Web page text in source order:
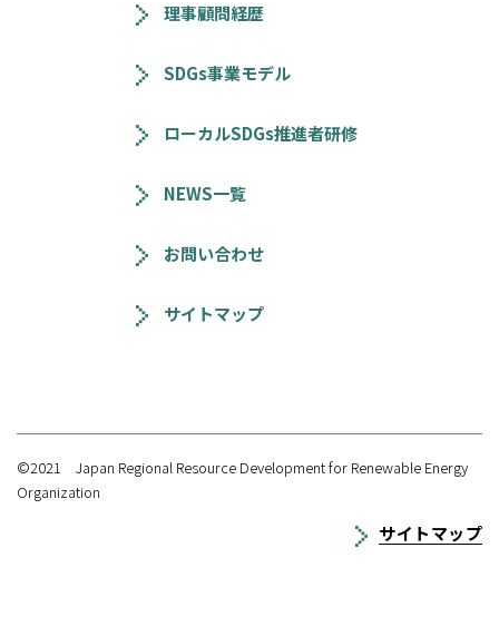
理事顧問経歴
SDGs事業モデル
ローカルSDGs推進者研修
NEWS一覧
お問い合わせ
サイトマップ
©2021 Japan Regional Resource Development for Renewable Energy
Organization
サイトマップ